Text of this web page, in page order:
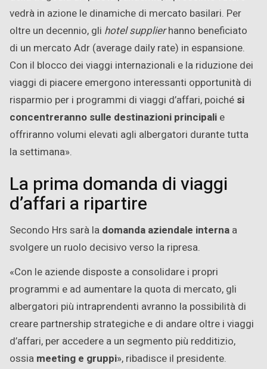
vedrà in azione le dinamiche di mercato basilari. Per
oltre un decennio, gli hotel supplierhanno beneficiato
di un mercato Adr (average daily rate) in espansione.
Con il blocco dei viaggi internazionali e la riduzione dei
viaggi di piacere emergono interessanti opportunità di
risparmio per i programmi di viaggi d’affari, poiché si
concentreranno sulle destinazioni principali e
offriranno volumi elevati agli albergatori durante tutta
la settimana».
La prima domanda di viaggi
d’affari a ripartire
Secondo Hrs sarà la domanda aziendale interna a
svolgere un ruolo decisivo verso la ripresa.
«Con le aziende disposte a consolidare i propri
programmi e ad aumentare la quota di mercato, gli
albergatori più intraprendenti avranno la possibilità di
creare partnership strategiche e di andare oltre i viaggi
d’affari, per accedere a un segmento più redditizio,
ossia meeting e gruppi», ribadisce il presidente.